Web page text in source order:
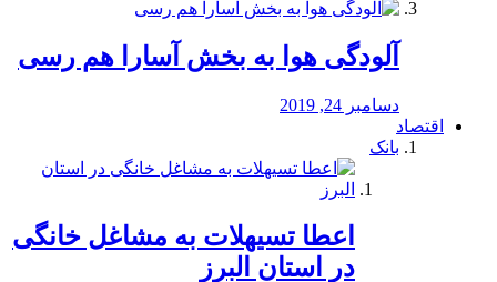
آلودگی هوا به بخش آسارا هم رسی
دسامبر 24, 2019
اقتصاد
بانک
️اعطا تسیهلات به مشاغل خانگی
در استان البرز